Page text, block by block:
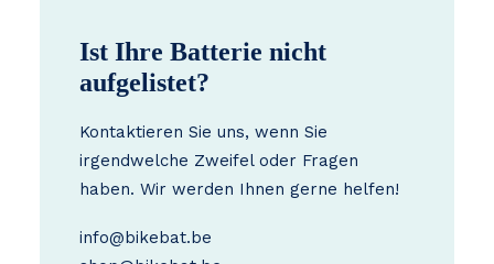
Ist Ihre Batterie nicht
aufgelistet?
Kontaktieren Sie uns, wenn Sie
irgendwelche Zweifel oder Fragen
haben. Wir werden Ihnen gerne helfen!
info@bikebat.be